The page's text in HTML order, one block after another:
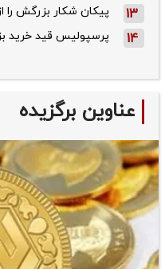
13 پیکان شکار بزرگش را
14 پرسپولیس قید خرید
عناوین برگزیده